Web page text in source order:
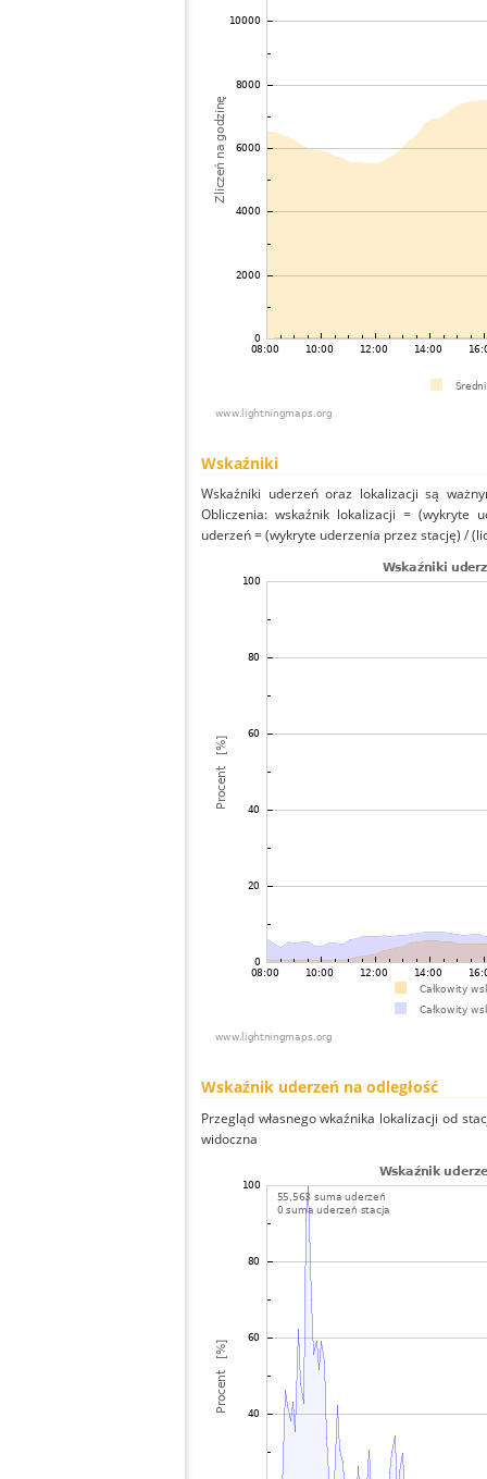
Wskaźniki
Wskaźniki uderzeń oraz lokalizacji są
Obliczenia: wskaźnik lokalizacji = (wykryte
uderzeń = (wykryte uderzenia przez stację) /
Wskaźnik uderzeń na odległość
Przegląd własnego wkaźnika lokalizacji od
widoczna